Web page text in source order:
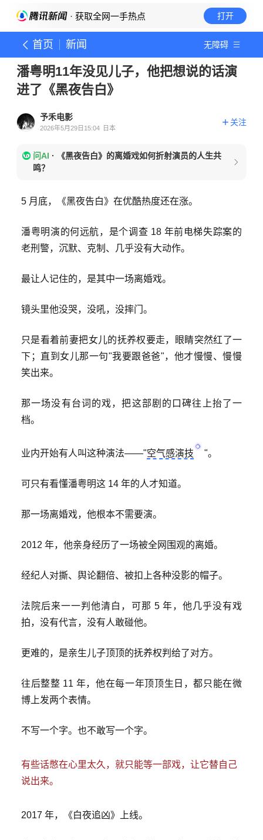
· 获取全网一手热点 打开
首页 新闻 无障碍
潘粤明11年没见儿子，他把想说的话演
进了《黑夜告白》
予禾电影
2026年5月29日15:04 日本
关注
问AI ·
《黑夜告白》的离婚戏如何折射演员的人生共
鸣？
5 月底，《黑夜告白》在优酷热度还在涨。
潘粤明演的何远航，是个调查 18 年前电梯失踪案的
老刑警，沉默、克制、几乎没有大动作。
最让人记住的，是其中一场离婚戏。
镜头里他没哭，没吼，没摔门。
只是看着前妻把女儿的抚养权要走，眼睛突然红了一
下；直到女儿那一句"我要跟爸爸"，他才慢慢、慢慢
笑出来。
那一场没有台词的戏，把这部剧的口碑往上抬了一
档。
业内开始有人叫这种演法——"空气感演技 "。
可只有看懂潘粤明这 14 年的人才知道。
那一场离婚戏，他根本不需要演。
2012 年，他亲身经历了一场被全网围观的离婚。
经纪人对撕、舆论翻倍、被扣上各种没影的帽子。
法院后来一一判他清白，可那 5 年，他几乎没有戏
拍，没有代言，没有人敢碰他。
更难的，是亲生儿子顶顶的抚养权判给了对方。
往后整整 11 年，他在每一年顶顶生日，都只能在微
博上发两个表情。
不写一个字。也不敢写一个字。
有些话憋在心里太久，就只能等一部戏，让它替自己
说出来。
2017 年，《白夜追凶》上线。